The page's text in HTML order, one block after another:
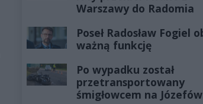
Warszawy do Radomia
Poseł Radosław Fogiel
ważną funkcję
Po wypadku został
przetransportowany
śmigłowcem na